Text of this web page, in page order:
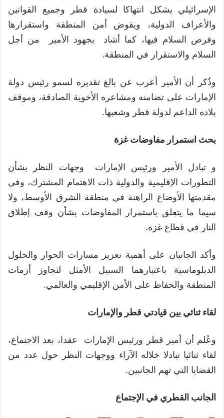
الإسرائيلي يشكل انتهاكا لسيادة قطر وجميع القوانين
والأعراف الدولية، ويقوض أمن المنطقة واستقرارها
وفرص السلام فيها، كما أشاد بجهود الأمير من أجل
السلام والاستقرار في المنطقة.
وذُكر أن الأمير أعرب عن بالغ تقديره لسمو رئيس دولة
الإمارات على تضامنه ومشاعره الأخوية الصادقة، وموقف
بلاده الداعم لدولة قطر وشعبها.
بحث استمرار مفاوضات غزة
و تبادل الأمير ورئيس الإمارات وجهات النظر بشأن
التطورات الإقليمية والدولية ذات الاهتمام المشترك، وفي
مقدمتها الأوضاع الراهنة في منطقة الشرق الأوسط، ولا
سيما ما يتعلق باستمرار المفاوضات بشأن وقف إطلاق
النار في قطاع غزة.
وأكد الجانبان على أهمية تعزيز مسارات الحوار والحلول
الدبلوماسية باعتبارهما السبيل الأمثل لتجاوز أزمات
المنطقة والحفاظ على الأمن الإقليمي والعالمي.
لقاء ثنائي بين قيادتي قطر والإمارات
وعُلم أن أمير قطر ورئيس الإمارات عقدا، بعد الاجتماع،
لقاء ثنائيا تبادلا خلاله الآراء ووجهات النظر حول عدد من
القضايا التي تهم الجانبين.
الجانب القطري في الإجتماع